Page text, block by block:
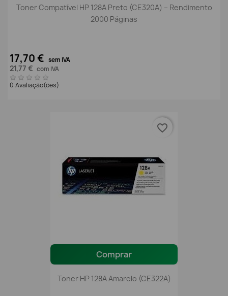
Toner Compatível HP 128A Preto (CE320A) – Rendimento
2000 Páginas
17,70 € sem IVA
21,77 € com IVA
0 Avaliação(ões)
Comprar
Toner HP 128A Amarelo (CE322A)
favorite_border